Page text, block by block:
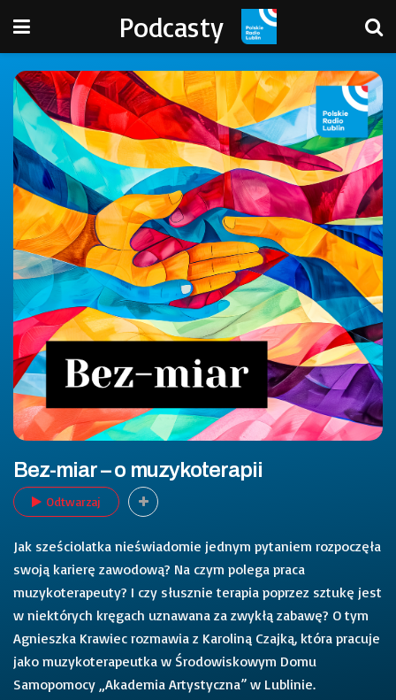
Podcasty
Bez-miar – o muzykoterapii
Odtwarzaj
Jak sześciolatka nieświadomie jednym pytaniem rozpoczęła
swoją karierę zawodową? Na czym polega praca
muzykoterapeuty? I czy słusznie terapia poprzez sztukę jest
w niektórych kręgach uznawana za zwykłą zabawę? O tym
Agnieszka Krawiec rozmawia z Karoliną Czajką, która pracuje
jako muzykoterapeutka w Środowiskowym Domu
Samopomocy „Akademia Artystyczna” w Lublinie.